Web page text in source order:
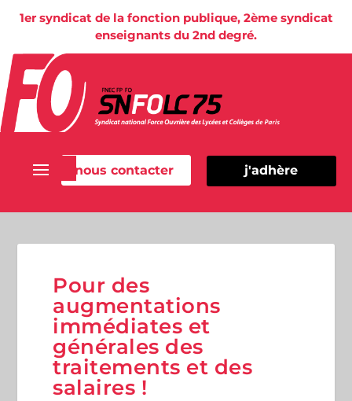
1er syndicat de la fonction publique, 2ème syndicat
enseignants du 2nd degré.
nous contacter j'adhère
Pour des
augmentations
immédiates et
générales des
traitements et des
salaires !